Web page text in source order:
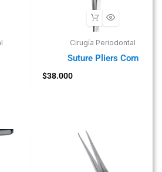
Cirugía Periodontal
Suture Pliers Corn
$38.000